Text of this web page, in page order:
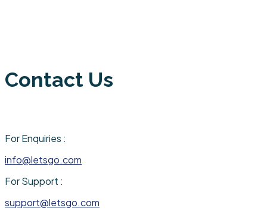
Contact Us
For Enquiries :
info@letsgo.com
For Support :
support@letsgo.com